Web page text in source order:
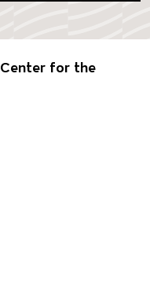
Center for the